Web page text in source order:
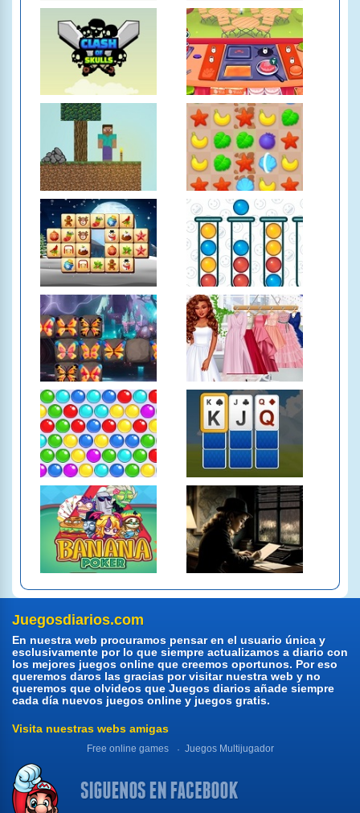
Juegosdiarios.com
En nuestra web procuramos pensar en el usuario única y
esclusivamente por lo que siempre actualizamos a diario con
los mejores juegos online que creemos oportunos. Por eso
queremos daros las gracias por visitar nuestra web y no
queremos que olvideos que Juegos diarios añade siempre
cada día nuevos juegos online y juegos gratis.
Visita nuestras webs amigas
Free online games Juegos Multijugador